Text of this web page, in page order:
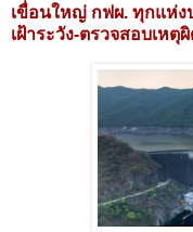
เขื่อนใหญ่ กฟผ. ทุกแห่ง
เฝ้าระวัง-ตรวจสอบเห